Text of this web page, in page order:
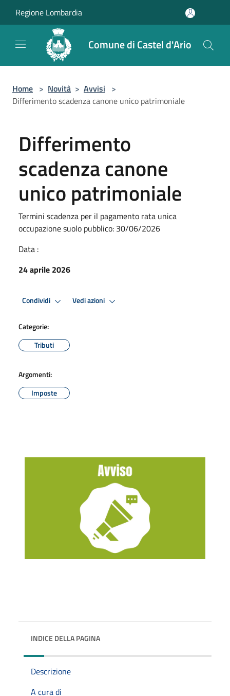
Regione Lombardia
Comune di Castel d'Ario
Home > Novità > Avvisi >
Differimento scadenza canone unico patrimoniale
Differimento
scadenza canone
unico patrimoniale
Termini scadenza per il pagamento rata unica
occupazione suolo pubblico: 30/06/2026
Data :
24 aprile 2026
Condividi Vedi azioni
Categorie:
Tributi
Argomenti:
Imposte
INDICE DELLA PAGINA
Descrizione
A cura di